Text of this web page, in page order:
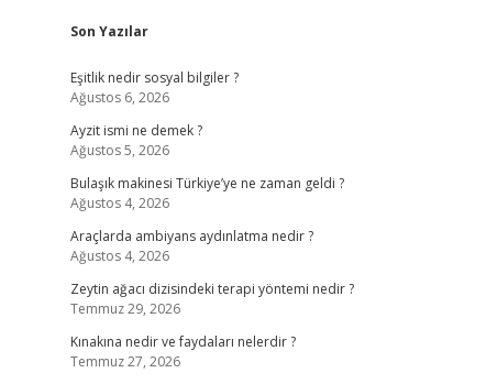
Sidebar
Son Yazılar
Eşitlik nedir sosyal bilgiler ?
Ağustos 6, 2026
Ayzit ismi ne demek ?
Ağustos 5, 2026
Bulaşık makinesi Türkiye’ye ne zaman geldi ?
Ağustos 4, 2026
Araçlarda ambiyans aydınlatma nedir ?
Ağustos 4, 2026
Zeytin ağacı dizisindeki terapi yöntemi nedir ?
Temmuz 29, 2026
Kınakına nedir ve faydaları nelerdir ?
Temmuz 27, 2026